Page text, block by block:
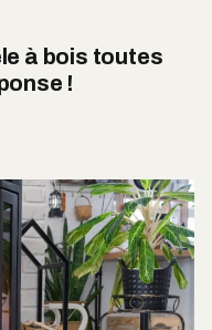
à bois toutes
!